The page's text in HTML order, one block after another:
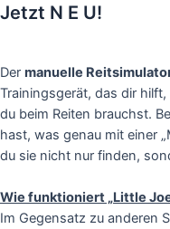
Jetzt N E U!
Der manuelle
Trainingsgerät, das dir
du beim Reiten brauchst.
hast, was genau mit einer
du sie nicht nur finden,
Wie funktioniert „Little
Im Gegensatz zu anderen